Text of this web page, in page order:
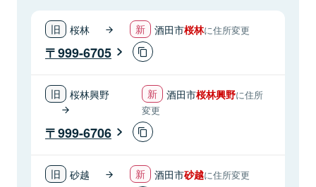
桜林 酒田市桜林に住所変更
999-6705
桜林興野 酒田市桜林興野に住所
変更
999-6706
砂越 酒田市砂越に住所変更